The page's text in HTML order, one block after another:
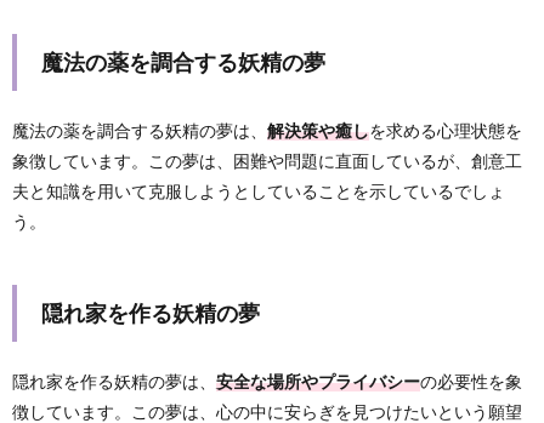
魔法の薬を調合する妖精の夢
魔法の薬を調合する妖精の夢は、 解決策や癒しを求める心理状態を
象徴しています。この夢は、困難や問題に直面しているが、創意工
夫と知識を用いて克服しようとしていることを示しているでしょ
う。
隠れ家を作る妖精の夢
隠れ家を作る妖精の夢は、 安全な場所やプライバシーの必要性を象
徴しています。この夢は、心の中に安らぎを見つけたいという願望